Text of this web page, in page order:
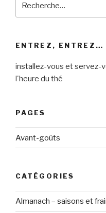
pour
ENTREZ, ENTREZ…
installez-vous et servez-
l'heure du thé
PAGES
Avant-goûts
CATÉGORIES
Almanach – saisons et